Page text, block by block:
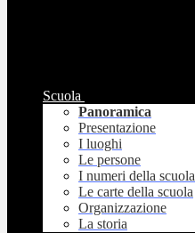
Scuola
Panoramica
Presentazione
I luoghi
Le persone
I numeri della scuola
Le carte della scuola
Organizzazione
La storia